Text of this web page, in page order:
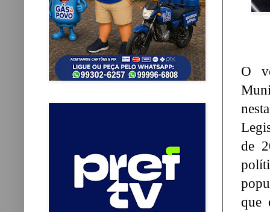
O
de
que